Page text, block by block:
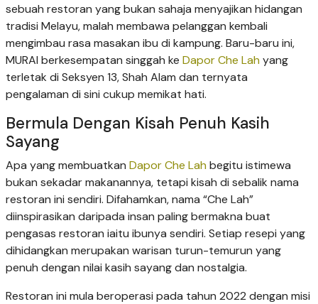
sebuah restoran yang bukan sahaja menyajikan hidangan
tradisi Melayu, malah membawa pelanggan kembali
mengimbau rasa masakan ibu di kampung. Baru-baru ini,
MURAI berkesempatan singgah ke Dapor Che Lahyang
terletak di Seksyen 13, Shah Alam dan ternyata
pengalaman di sini cukup memikat hati.
Bermula Dengan Kisah Penuh Kasih
Sayang
Apa yang membuatkan Dapor Che Lahbegitu istimewa
bukan sekadar makanannya, tetapi kisah di sebalik nama
restoran ini sendiri. Difahamkan, nama “Che Lah”
diinspirasikan daripada insan paling bermakna buat
pengasas restoran iaitu ibunya sendiri. Setiap resepi yang
dihidangkan merupakan warisan turun-temurun yang
penuh dengan nilai kasih sayang dan nostalgia.
Restoran ini mula beroperasi pada tahun 2022 dengan misi